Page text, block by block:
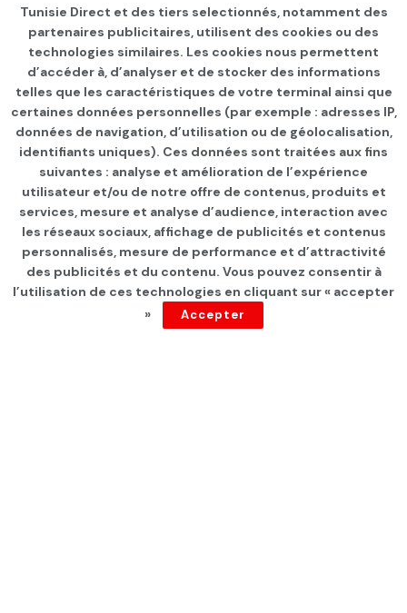
Page d'accueil INTERNATIONAL
Droits de douane : les États-
Unis et l’UE ont conclu un
accord, annonce Trump
Tunisie Direct et des tiers selectionnés, notamment des
partenaires publicitaires, utilisent des cookies ou des
technologies similaires. Les cookies nous permettent
d’accéder à, d’analyser et de stocker des informations
telles que les caractéristiques de votre terminal ainsi que
certaines données personnelles (par exemple : adresses IP,
données de navigation, d’utilisation ou de géolocalisation,
identifiants uniques). Ces données sont traitées aux fins
suivantes : analyse et amélioration de l’expérience
utilisateur et/ou de notre offre de contenus, produits et
services, mesure et analyse d’audience, interaction avec
les réseaux sociaux, affichage de publicités et contenus
personnalisés, mesure de performance et d’attractivité
des publicités et du contenu. Vous pouvez consentir à
l’utilisation de ces technologies en cliquant sur « accepter
»
Accepter